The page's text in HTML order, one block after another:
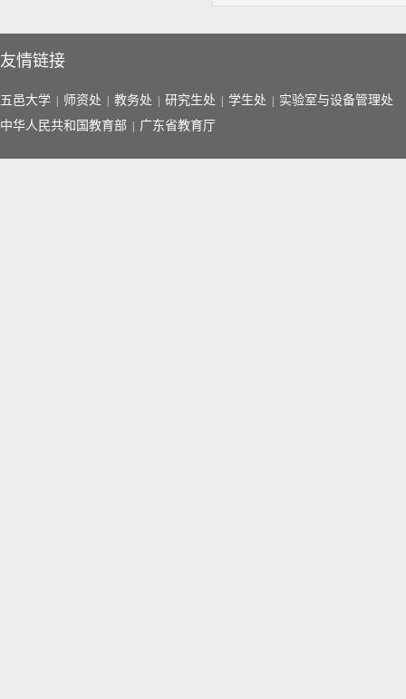
友情链接
五邑大学 师资处 教务处 研究生处 学生处
实验室与设备管理处
中华人民共和国教育部
广东省教育厅